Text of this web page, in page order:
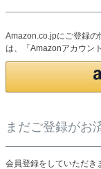
Amazon.co.jpにご登録の
は、「Amazonアカウン
まだご登録がお
会員登録をしていただき